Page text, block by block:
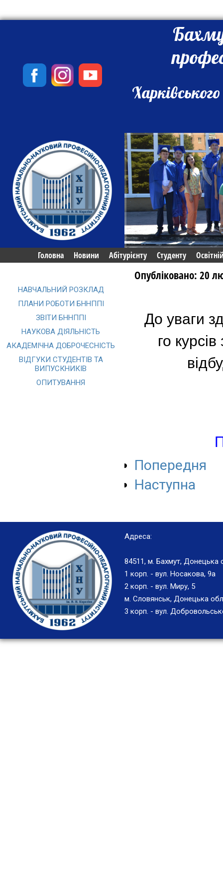
Головна Новини Абітурієнту Студенту
Опубліковано: 20
До уваги
го
Попередня
Наступна
НАВЧАЛЬНИЙ РОЗКЛАД
ПЛАНИ РОБОТИ БННППІ
ЗВІТИ БННППІ
НАУКОВА ДІЯЛЬНІСТЬ
АКАДЕМІЧНА ДОБРОЧЕСНІСТЬ
ВІДГУКИ СТУДЕНТІВ ТА
ВИПУСКНИКІВ
ОПИТУВАННЯ
Адреса:
84511, м. Бахмут, Донецька
1 корп. - вул. Носакова, 9а
2 корп. - вул. Миру, 5
м. Словянськ, Донецька
3 корп. - вул.